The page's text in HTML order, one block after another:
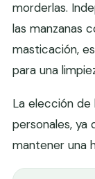
morderlas.
las manzanas
masticación,
para una
La elección de
personales,
mantener una